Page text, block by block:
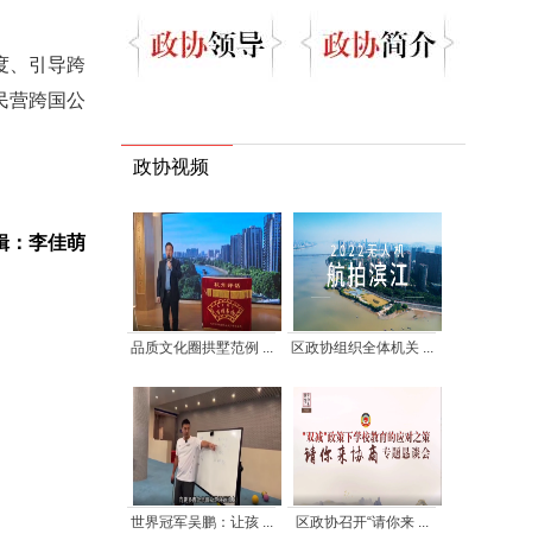
、引导跨
营跨国公
：李佳萌
政协视频
品质文化圈拱墅范例 ... 区政协组织全体机关 ...
世界冠军吴鹏：让孩 ... 区政协召开“请你来 ...